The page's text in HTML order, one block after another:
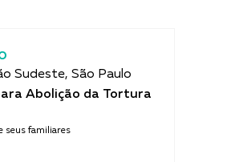
Sudeste, São Paulo
Abolição da Tortura
seus familiares